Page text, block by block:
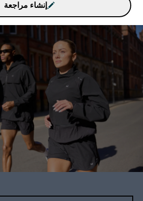
إنشاء مراجعة